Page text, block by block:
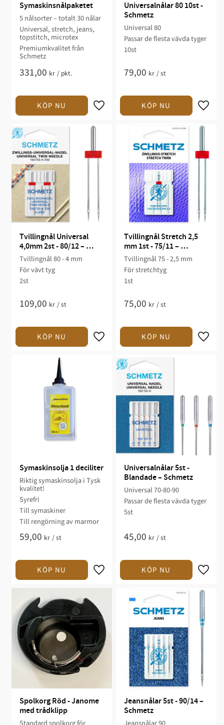
Symaskinsnålpaketet
5 nålsorter – totalt 30 nålar
Universal, stretch, jeans,
topstitch, microtex
Premiumkvalitet från
Schmetz
331,00 kr / pkt.
Universalnålar 80 10st -
Schmetz
Universal 80
Passar de flesta vävda tyger
10st
79,00 kr /st
Tvillingnål Universal
4,0mm 2st - 80/12 –
Schmetz
Tvillingnål 80 - 4 mm
För vävt tyg
2st
109,00 kr /st
Tvillingnål Stretch 2,5
mm 1st - 75/11 –
Schmetz
Tvillingnål 75 - 2,5 mm
För stretchtyg
1st
75,00 kr /st
Symaskinsolja 1 deciliter
Riktig symaskinsolja i Tysk
kvalitet!
Syrefri
Till symaskiner
Till rengörning av marmor
59,00 kr /st
Universalnålar 5st -
Blandade – Schmetz
Universal 70-80-90
Passar de flesta vävda tyger
5st
45,00 kr /st
Spolkorg Röd - Janome
med trådklipp
Jeansnålar 5st - 90/14 –
Schmetz